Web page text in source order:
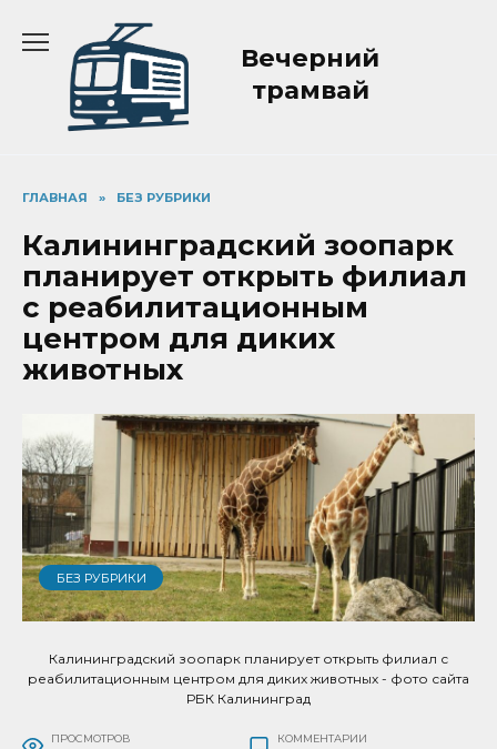
содержанию
Вечерний
трамвай
ГЛАВНАЯ » БЕЗ РУБРИКИ
Калининградский зоопарк
планирует открыть филиал
с реабилитационным
центром для диких
животных
БЕЗ РУБРИКИ
Калининградский зоопарк планирует открыть филиал с
реабилитационным центром для диких животных - фото сайта
РБК Калининград
ПРОСМОТРОВ КОММЕНТАРИИ